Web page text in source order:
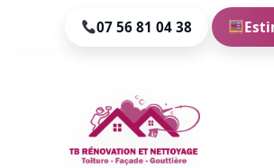
07 56 81 04 38